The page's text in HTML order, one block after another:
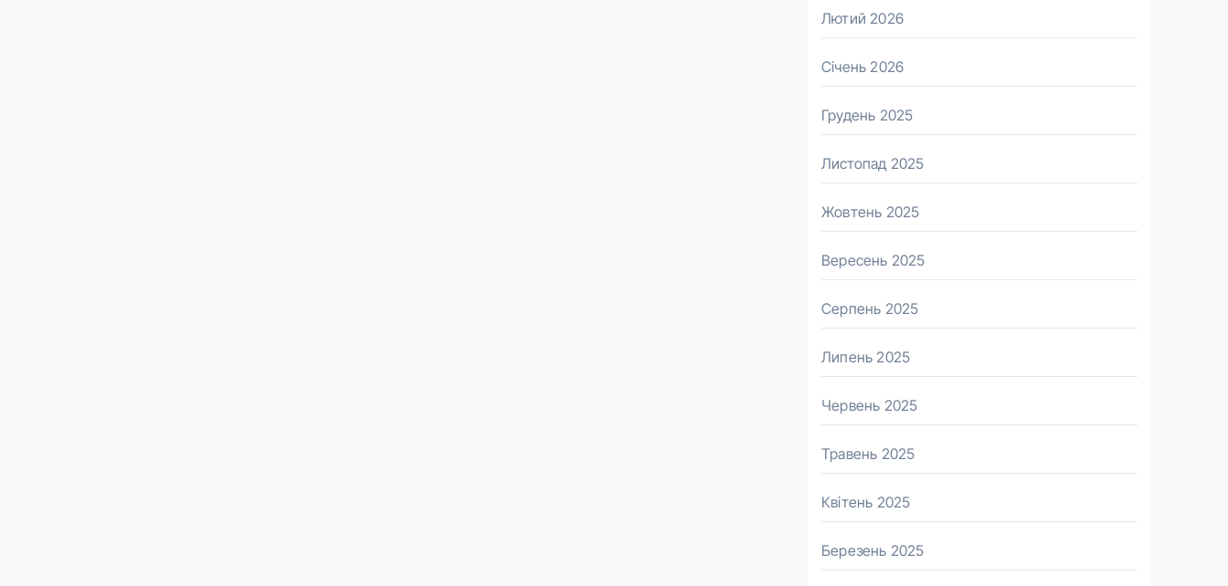
Лютий 2026
Січень 2026
Грудень 2025
Листопад 2025
Жовтень 2025
Вересень 2025
Серпень 2025
Липень 2025
Червень 2025
Травень 2025
Квітень 2025
Березень 2025